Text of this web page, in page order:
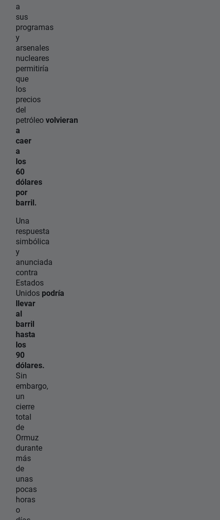
a
sus
programas
y
arsenales
nucleares
permitiría
que
los
precios
del
petróleovolvieran
a
caer
a
los
60
dólares
por
barril.
Una
respuesta
simbólica
y
anunciada
contra
Estados
Unidos podría
llevar
al
barril
hasta
los
90
dólares.
Sin
embargo,
un
cierre
total
de
Ormuz
durante
más
de
unas
pocas
horas
o